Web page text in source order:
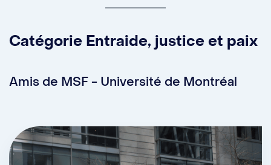
Cercle en santé publique
Catégorie Entraide, justice et paix
Amis de MSF - Université de Montréal